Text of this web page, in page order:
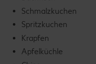
Schmalzkuchen
Spritzkuchen
Krapfen
Apfelküchle